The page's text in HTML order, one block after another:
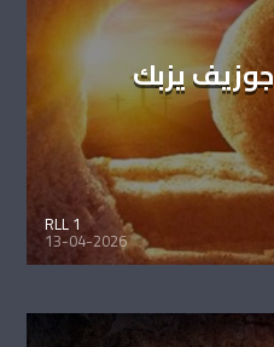
يزبك
RLL 1
13-04-2026